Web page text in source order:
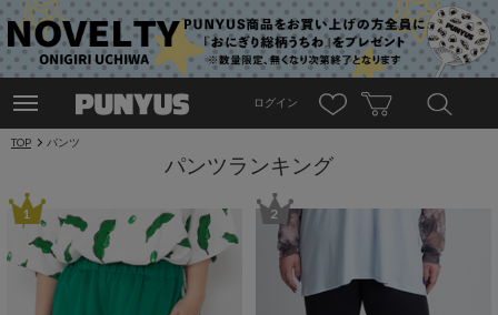
ログイン
TOP パンツ
パンツランキング
1 2